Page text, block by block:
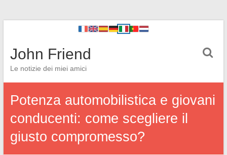
John Friend
Le notizie dei miei amici
Potenza automobilistica e giovani
conducenti: come scegliere il
giusto compromesso?